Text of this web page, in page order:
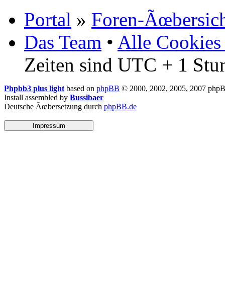
Portal » Foren-
Das Team • Alle Cookies
Zeiten sind UTC + 1
Phpbb3 plus lightbased on phpBB © 2000, 2002, 2005, 2007
Install assembled by Bussibaer
Deutsche Ãœbersetzung durch phpBB.de